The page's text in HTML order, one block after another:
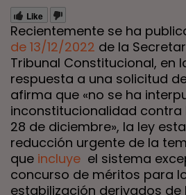
Like
Recientemente se ha
de 13/12/2022 de la
Tribunal Constitucional, en
respuesta a una solicitud
afirma que «no se ha
inconstitucionalidad contra
28 de diciembre», la ley
reducción urgente de la
que incluye el sistema
concurso de méritos para
estabilización derivados de